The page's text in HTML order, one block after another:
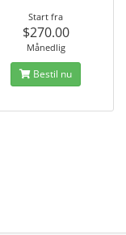
Start fra
$270.00
Månedlig
Bestil nu